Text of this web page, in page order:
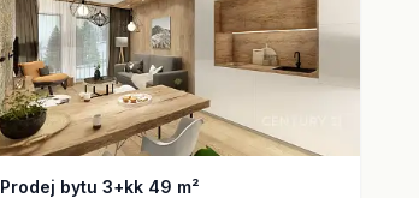
Prodej bytu 3+kk 49 m²